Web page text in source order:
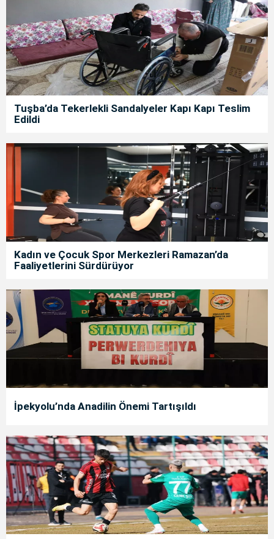
Tuşba’da Tekerlekli Sandalyeler Kapı Kapı Teslim
Edildi
Kadın ve Çocuk Spor Merkezleri Ramazan’da
Faaliyetlerini Sürdürüyor
İpekyolu’nda Anadilin Önemi Tartışıldı